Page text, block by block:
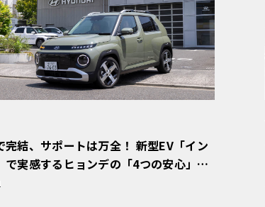
完結、サポートは万全！ 新型EV「イン
で実感するヒョンデの「4つの安心」
ヒョンデ6つの疑問：Why? Hyunda